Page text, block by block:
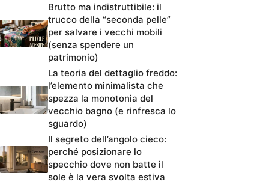
Brutto ma indistruttibile: il
trucco della “seconda pelle”
per salvare i vecchi mobili
(senza spendere un
patrimonio)
La teoria del dettaglio freddo:
l’elemento minimalista che
spezza la monotonia del
vecchio bagno (e rinfresca lo
sguardo)
Il segreto dell’angolo cieco:
perché posizionare lo
specchio dove non batte il
sole è la vera svolta estiva